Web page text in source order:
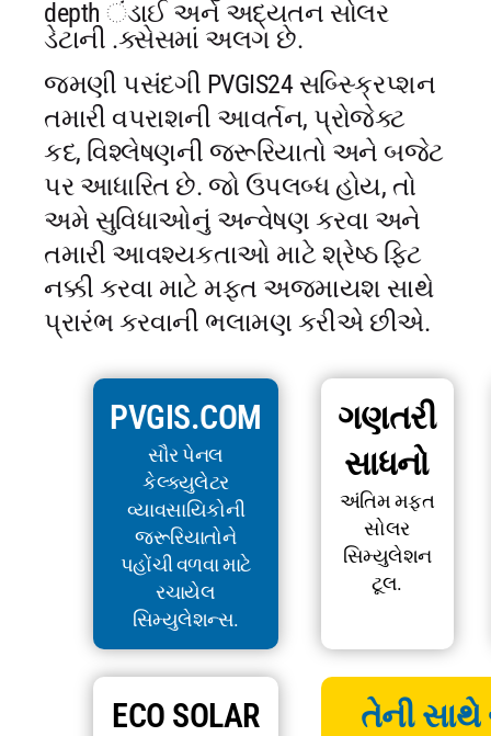
depth ંડાઈ અને અદ્યતન સોલર
ડેટાની .ક્સેસમાં અલગ છે.
જમણી પસંદગી PVGIS24 સબ્સ્ક્રિપ્શન
તમારી વપરાશની આવર્તન, પ્રોજેક્ટ
કદ, વિશ્લેષણની જરૂરિયાતો અને બજેટ
પર આધારિત છે. જો ઉપલબ્ધ હોય, તો
અમે સુવિધાઓનું અન્વેષણ કરવા અને
તમારી આવશ્યકતાઓ માટે શ્રેષ્ઠ ફિટ
નક્કી કરવા માટે મફત અજમાયશ સાથે
પ્રારંભ કરવાની ભલામણ કરીએ છીએ.
PVGIS.COM
સૌર પેનલ
કેલ્ક્યુલેટર
વ્યાવસાયિકોની
જરૂરિયાતોને
પહોંચી વળવા માટે
રચાયેલ
સિમ્યુલેશન્સ.
ગણતરી
સાધનો
અંતિમ મફત
સોલર
સિમ્યુલેશન
ટૂલ.
ECO SOLAR
તેની સાથે